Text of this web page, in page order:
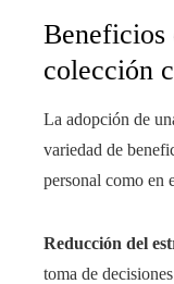
Beneficios
colección
La adopción de
variedad de
personal como en
Reducción del
toma de